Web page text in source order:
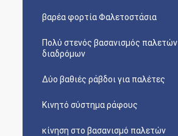
βαρέα φορτία Φαλετοστάσια
Πολύ στενός βασανισμός παλετών
διαδρόμων
Δύο βαθιές ράβδοι για παλέτες
Κινητό σύστημα ράφους
κίνηση στο βασανισμό παλετών